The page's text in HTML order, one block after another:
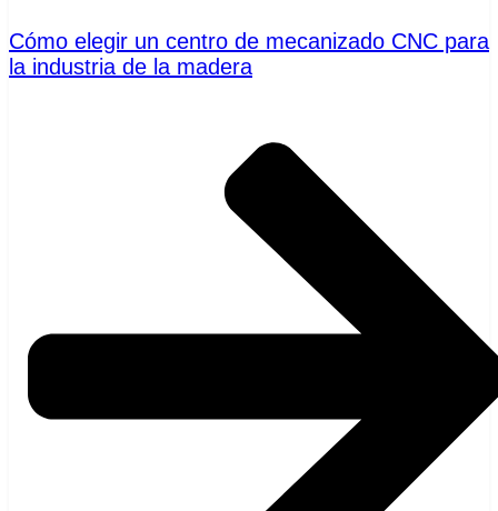
Cómo elegir un centro de mecanizado CNC para
la industria de la madera